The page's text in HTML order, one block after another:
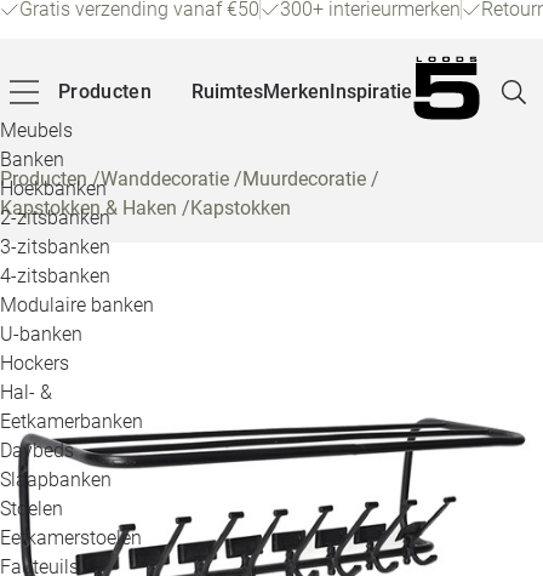
Gratis verzending vanaf €50 300+ interieurmerken
Producten
Meubels
Banken
Hoekbanken
2-zitsbanken
3-zitsbanken
4-zitsbanken
Modulaire banken
U-banken
Hockers
Hal- &
Eetkamerbanken
Daybeds
Slaapbanken
Stoelen
Eetkamerstoelen
Fauteuils
RuimtesMerkenInspiratie
Producten/Wanddecoratie /Muurdecoratie /
Kapstokken & Haken /Kapstokken